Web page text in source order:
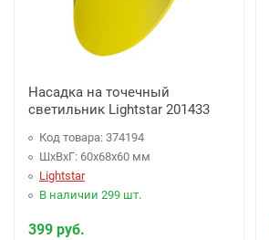
Насадка на точечный
светильник Lightstar 201433
Код товара: 374194
ШхВхГ: 60x68x60 мм
Lightstar
В наличии 299 шт.
399 руб.